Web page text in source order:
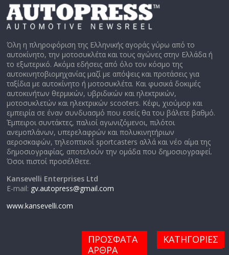
Όλη η πληροφόριση της Ελληνικής αγοράς γύρω από το
αυτοκίνητο, την μοτοσυκλέτα και τους αγώνες στην Ελλάδα ή
το εξωτερικό. Ακόμα εδήσεις από όλο τον κόσμο της
αυτοκινητοβιομηχανίας μαζί με απόψεις και προτάσεις για
ταξίδια με αυτοκίνητο ή μοτοσυκλέτα. Και φυσικά δοκιμές
αυτοκινήτων θερμικών, υβριδικών και ηλεκτρικών,
μοτοσυκλετών και ηλεκτρικών scooters. Κέφι, χιούμορ και
εμπειρία σε έναν συνδυασμό που εσείς θα του βάλετε βαθμό.
Έμπειροι συντάκτες, παλιοί αγωνιζόμενοι, πιλότοι
ανεμοπλάνων, υπερελαφρών και πολυκινητήριων
αεροσκαφών, τηλεοπτικοί sportcasters αλλά και νέο αίμα της
δημοσιογραφίας, αποτελούν την ομάδα που δημοσιογραφεί.
Όσοι πιστοί προσέλθετε.
Kansevelli Enterprises Ltd
E-mail: gv.autopress@gmail.com
www.kansevelli.com
ΠΡΟΣΦΑΤΑ
ΑΡΘΡΑ
ΚΑΤΗΓΟΡΙΕΣ